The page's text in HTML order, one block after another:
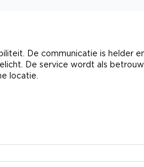
De communicatie is helder
De service wordt als
locatie.